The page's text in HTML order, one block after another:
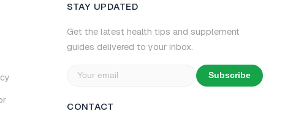
STAY UPDATED
Get the latest health tips and supplement
guides delivered to your inbox.
Subscribe
CONTACT